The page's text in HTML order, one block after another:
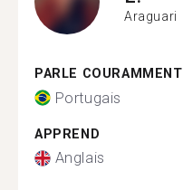
Araguari
PARLE COURAMMENT
Portugais
APPREND
Anglais